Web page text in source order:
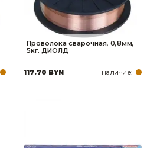
Проволока сварочная, 0,8мм,
5кг. ДИОЛД
117.70 BYN наличие: